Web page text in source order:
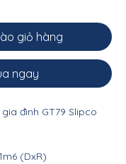
giỏ hàng
ngay
đình GT79 Slipco
(DxR)